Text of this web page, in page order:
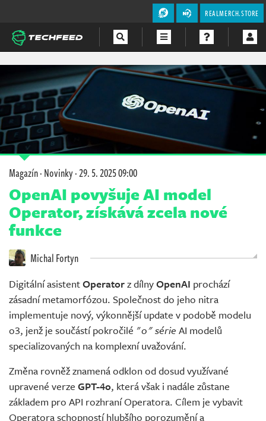
REALMERCH.STORE
Videa
Soutěže
Magazín·Novinky·29. 5. 2025 09:00
OpenAI povyšuje AI model
Operator, získává zcela nové
funkce
Michal Fortyn
Digitální asistentOperatorz dílnyOpenAI prochází
zásadní metamorfózou. Společnost do jeho nitra
implementuje nový, výkonnější update v podobě modelu
o3, jenž je součástí pokročilé "o" série AI modelů
specializovaných na komplexní uvažování.
Změna rovněž znamená odklon od dosud využívané
upravené verze GPT-4o, která však i nadále zůstane
základem pro API rozhraní Operatora. Cílem je vybavit
Operatora schopností hlubšího porozumění a